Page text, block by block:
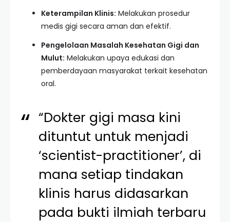
Keterampilan Klinis: Melakukan prosedur
medis gigi secara aman dan efektif.
Pengelolaan Masalah Kesehatan Gigi dan
Mulut: Melakukan upaya edukasi dan
pemberdayaan masyarakat terkait kesehatan
oral.
“Dokter gigi masa kini
dituntut untuk menjadi
‘scientist-practitioner’, di
mana setiap tindakan
klinis harus didasarkan
pada bukti ilmiah terbaru